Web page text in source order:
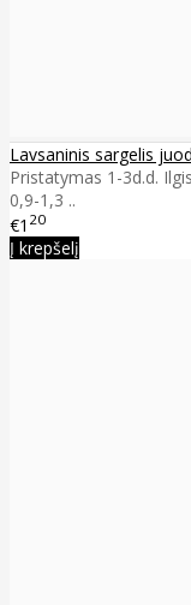
Lavsaninis sargelis
Pristatymas 1-3d.d.
0,9-1,3 ..
€1 20
Į krepšelį